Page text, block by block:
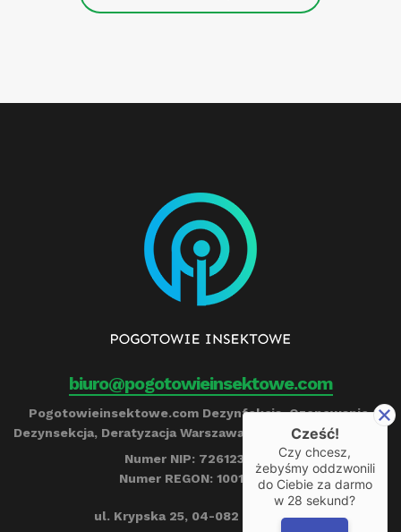
biuro@pogotowieinsektowe.com
Pogotowieinsektowe.com Dezynfekcja, Ozonowanie,
Dezynsekcja, Deratyzacja Warszawa Remigiusz Barczyński
Numer NIP: 7261239790
Numer REGON: 100153284
ul. Krypska 25, 04-082 Warszawa
Cześć!
Czy chcesz,
żebyśmy oddzwonili
do Ciebie za darmo
w 28 sekund?